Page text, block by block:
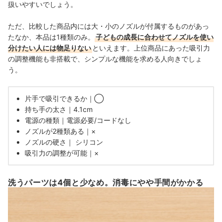
扱いやすいでしょう。
ただ、比較した商品内には大・小のノズルが付属するものがあっ
たなか、本品は1種類のみ。
子どもの成長に合わせてノズルを使い
分けたい人には物足りない といえます。上位商品にあった吸引力
の調整機能も非搭載で、シンプルな機能を求める人向きでしょ
う。
片手で吸引できるか｜◯
持ち手の太さ｜4.1cm
電源の種類｜電源必要/コードなし
ノズルが2種類ある｜×
ノズルの硬さ｜ シリコン
吸引力の調整が可能｜×
洗うパーツは4個と少なめ。消毒にやや手間がかかる